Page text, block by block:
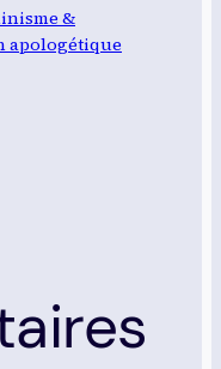
&
apologétique